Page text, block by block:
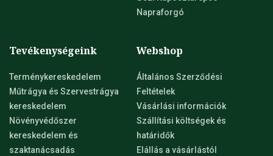
Napraforgó
Tevékenységeink
Terménykereskedelem
Műtrágya és Szervestrágya
kereskedelem
Növényvédőszer
kereskedelem és
szaktanácsadás
Webshop
Általános Szerződési
Feltételek
Vásárlási információk
Szállítási költségek és
határidők
Elállás a vásárlástól